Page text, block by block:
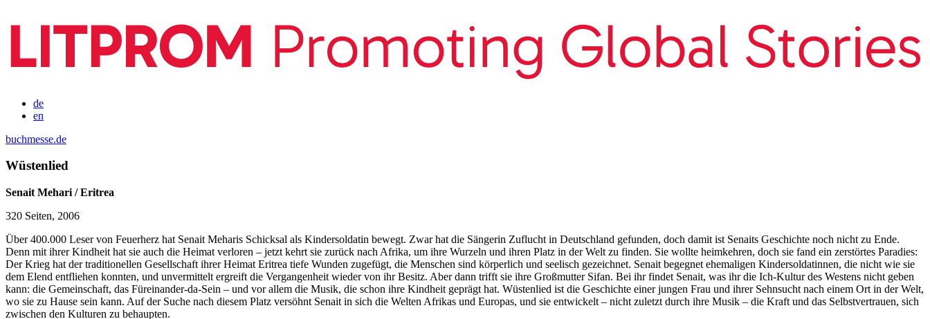
de
en
buchmesse.de
Wüstenlied
Senait Mehari / Eritrea
320 Seiten, 2006
Über 400.000 Leser von Feuerherz hat Senait Meharis Schicksal als Kindersoldatin bewegt. Zwar hat die Sängerin Zuflucht in Deutschland gefunden, doch damit ist Senaits Geschichte noch nicht zu Ende.
Denn mit ihrer Kindheit hat sie auch die Heimat verloren – jetzt kehrt sie zurück nach Afrika, um ihre Wurzeln und ihren Platz in der Welt zu finden. Sie wollte heimkehren, doch sie fand ein zerstörtes Paradies:
Der Krieg hat der traditionellen Gesellschaft ihrer Heimat Eritrea tiefe Wunden zugefügt, die Menschen sind körperlich und seelisch gezeichnet. Senait begegnet ehemaligen Kindersoldatinnen, die nicht wie sie
dem Elend entfliehen konnten, und unvermittelt ergreift die Vergangenheit wieder von ihr Besitz. Aber dann trifft sie ihre Großmutter Sifan. Bei ihr findet Senait, was ihr die Ich-Kultur des Westens nicht geben
kann: die Gemeinschaft, das Füreinander-da-Sein – und vor allem die Musik, die schon ihre Kindheit geprägt hat. Wüstenlied ist die Geschichte einer jungen Frau und ihrer Sehnsucht nach einem Ort in der Welt,
wo sie zu Hause sein kann. Auf der Suche nach diesem Platz versöhnt Senait in sich die Welten Afrikas und Europas, und sie entwickelt – nicht zuletzt durch ihre Musik – die Kraft und das Selbstvertrauen, sich
zwischen den Kulturen zu behaupten.